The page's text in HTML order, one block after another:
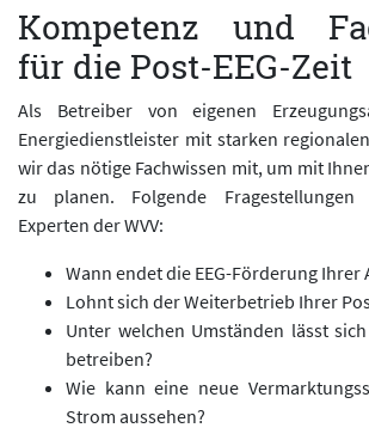
Kompetenz und
für die Post-EEG-Zeit
Als Betreiber von eigenen
Energiedienstleister mit starken
wir das nötige Fachwissen mit, um mit
zu planen. Folgende
Experten der WVV:
Wann endet die EEG-Förderung Ihrer
Lohnt sich der Weiterbetrieb Ihrer
Unter welchen Umständen lässt
betreiben?
Wie kann eine neue
Strom aussehen?